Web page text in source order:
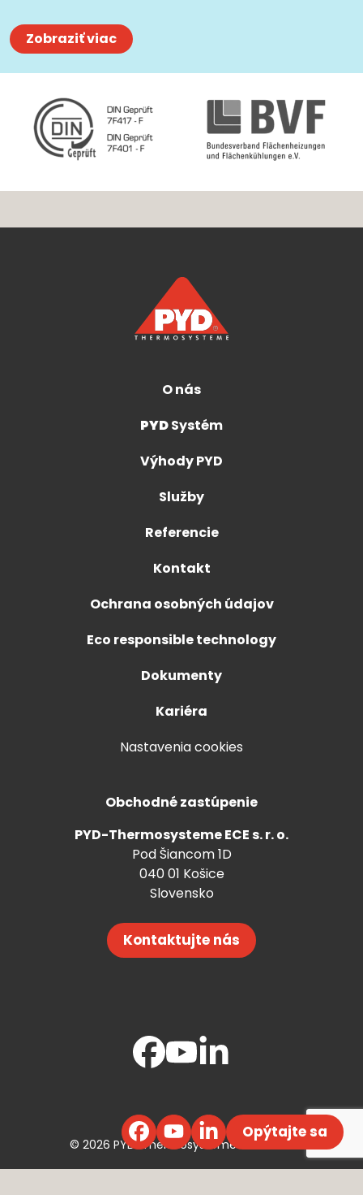
Zobraziť viac
Opýtajte sa
O nás
PYDSystém
Výhody PYD
Služby
Referencie
Kontakt
Ochrana osobných údajov
Eco responsible technology
Dokumenty
Kariéra
Nastavenia cookies
Obchodné zastúpenie
PYD-Thermosysteme ECE s. r. o.
Pod Šiancom 1D
040 01 Košice
Slovensko
Kontaktujte nás
© 2026 PYD-Thermosysteme ECE s. r. o.